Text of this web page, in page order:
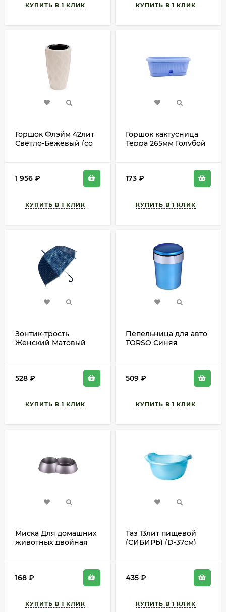
Горшок Флэйм 42лит
Светло-Бежевый (со
1 956 ₽
Горшок кактусница
Терра 265мм Голубой
173 ₽
Зонтик-трость
Женский Матовый
528 ₽
Пепельница для авто
TORSO Синяя
509 ₽
Миска Для домашних
животных двойная
168 ₽
Таз 13лит пищевой
(СИБИРЬ) (D-37см)
435 ₽